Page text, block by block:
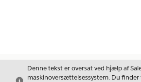
Luk
Denne tekst er oversat ved hjælp af
maskinoversættelsessystem. Du finder